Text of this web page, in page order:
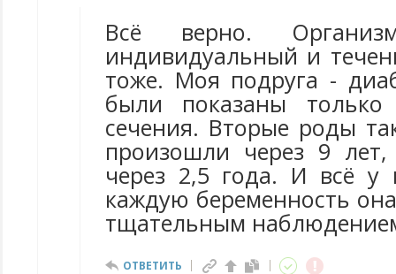
Всё верно.
индивидуальный и
тоже. Моя подруга -
были показаны только
сечения. Вторые роды
произошли через 9
через 2,5 года. И всё у
каждую беременность
тщательным
ОТВЕТИТЬ